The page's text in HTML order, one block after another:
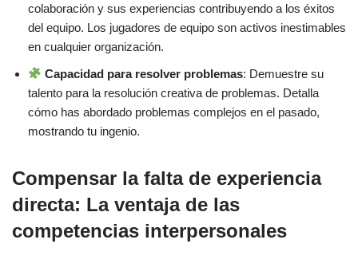
colaboración y sus experiencias contribuyendo a los éxitos
del equipo. Los jugadores de equipo son activos inestimables
en cualquier organización.
Capacidad para resolver problemas: Demuestre su
talento para la resolución creativa de problemas. Detalla
cómo has abordado problemas complejos en el pasado,
mostrando tu ingenio.
Compensar la falta de experiencia
directa: La ventaja de las
competencias interpersonales